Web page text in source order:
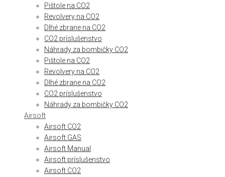
Pištole na CO2
Revolvery na CO2
Dlhé zbrane na CO2
CO2 príslušenstvo
Náhrady za bombičky CO2
Pištole na CO2
Revolvery na CO2
Dlhé zbrane na CO2
CO2 príslušenstvo
Náhrady za bombičky CO2
Airsoft
Airsoft CO2
Airsoft GAS
Airsoft Manual
Airsoft príslušenstvo
Airsoft CO2